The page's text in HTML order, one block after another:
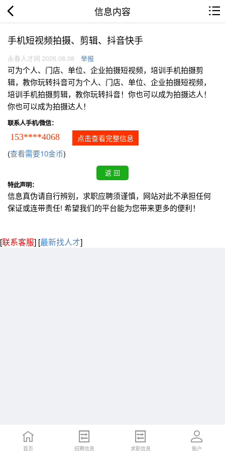
信息内容
手机短视频拍摄、剪辑、抖音快手
永春人才网 2026.08.08 举报
可为个人、门店、单位、企业拍摄短视频，培训手机拍摄剪
辑，教你玩转抖音可为个人、门店、单位、企业拍摄短视频，
培训手机拍摄剪辑，教你玩转抖音！你也可以成为拍摄达人！
你也可以成为拍摄达人！
联系人手机/微信：
153****4068 点击查看完整信息
(查看需要10金币)
特此声明：
信息真伪请自行辨别，求职应聘须谨慎，网站对此不承担任何
保证或连带责任! 希望我们的平台能为您带来更多的便利！
[联系客服] [最新找人才]
首页 招聘信息 求职信息 账户